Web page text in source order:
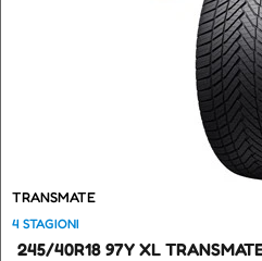
TRANSMATE
4 STAGIONI
245/40R18 97Y XL